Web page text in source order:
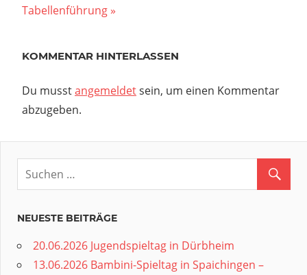
Tabellenführung
KOMMENTAR HINTERLASSEN
Du musstangemeldetsein, um einen Kommentar
abzugeben.
NEUESTE BEITRÄGE
20.06.2026 Jugendspieltag in Dürbheim
13.06.2026 Bambini-Spieltag in Spaichingen –